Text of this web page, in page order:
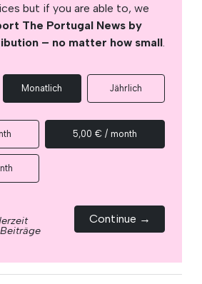
but if you are able to, we
The Portugal News by
– no matter how small.
Monatlich Jährlich
5,00 € / month
Continue →